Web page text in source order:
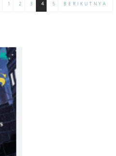
1 2 3 4 5 BERIKUTNYA